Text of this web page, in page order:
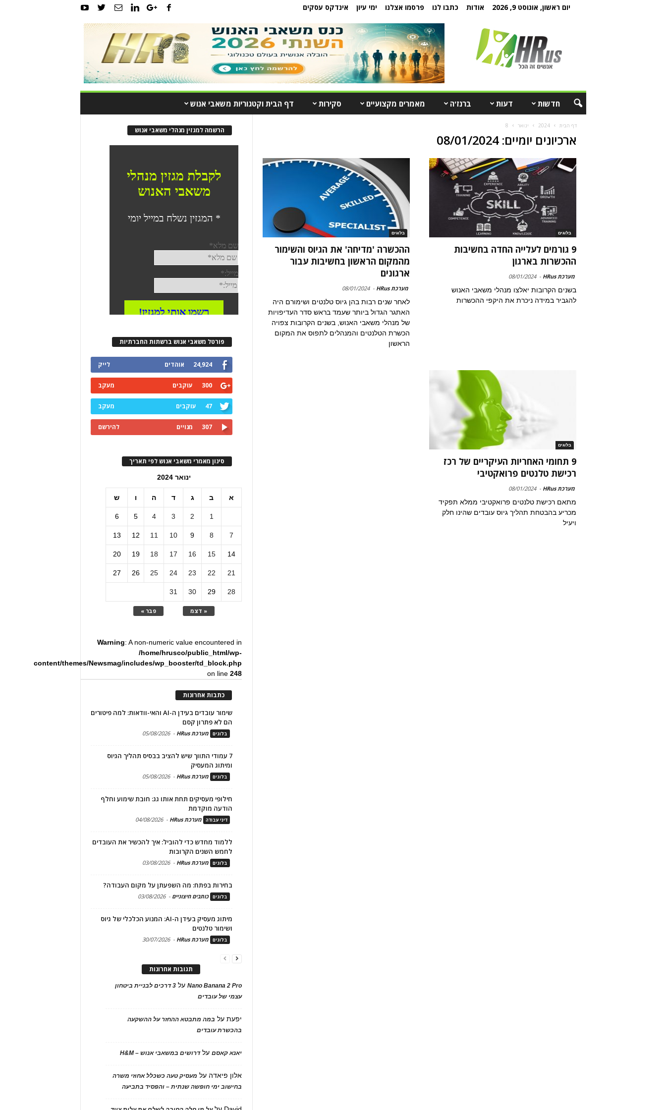
יום ראשון, אוגוסט 9, 2026 אודות כתבו לנו פרסמו אצלנו ימי עיון אינדקס עסקים
חדשות דעות ברנז'ה מאמרים מקצועיים סקירות דף הבית וקטגוריות משאבי אנוש
דף הבית 2024 ינואר 8
ארכיונים יומיים: 08/01/2024
בלוגים
9 גורמים לעלייה החדה בחשיבות
ההכשרות בארגון
מערכת HRus -
08/01/2024
בשנים הקרובות יאלצו מנהלי משאבי האנוש
להגביר במידה ניכרת את היקפי ההכשרות
בלוגים
ההכשרה 'מדיחה' את הגיוס והשימור
מהמקום הראשון בחשיבות עבור
ארגונים
מערכת HRus -
08/01/2024
לאחר שנים רבות בהן גיוס טלנטים ושימורם היה
האתגר הגדול ביותר שעמד בראש סדר העדיפויות
של מנהלי משאבי האנוש, בשנים הקרובות צפויה
הכשרת הטלנטים והמנהלים לתפוס את המקום
הראשון
בלוגים
9 תחומי האחריות העיקריים של רכז
רכישת טלנטים פרואקטיבי
מערכת HRus -
08/01/2024
מתאם רכישת טלנטים פרואקטיבי ממלא תפקיד
מכריע בהבטחת תהליך גיוס עובדים שהינו חלק
ויעיל
הרשמה למגזין מנהלי משאבי אנוש
פורטל משאבי אנוש ברשתות החברתיות
24,924 אוהדים לייק
300 עוקבים מעקב
47 עוקבים מעקב
307 מנויים להירשם
סינון מאמרי משאבי אנוש לפי תאריך
ינואר 2024
א ב ג ד ה ו ש
« דצמ פבר »
1
2
3
4
5
6
7
8
9
10
11
12
13
14
15
16
17
18
19
20
21
22
23
24
25
26
27
28
29
30
31
Warning: A non-numeric value encountered in
/home/hrusco/public_html/wp-
content/themes/Newsmag/includes/wp_booster/td_block.php
on line248
כתבות אחרונות
שימור עובדים בעידן ה-AI והאי-וודאות: למה פיטורים
הם לא פתרון קסם
בלוגים מערכת HRus -
05/08/2026
7 עמודי התווך שיש להציב בבסיס תהליך הגיוס
ומיתוג המעסיק
בלוגים מערכת HRus -
05/08/2026
חילופי מעסיקים תחת אותו גג: חובת שימוע וחלף
הודעה מוקדמת
דיני עבודה מערכת HRus -
04/08/2026
ללמוד מחדש כדי להוביל: איך להכשיר את העובדים
לחמש השנים הקרובות
בלוגים מערכת HRus -
03/08/2026
בחירות בפתח: מה השפעתן על מקום העבודה?
בלוגים כותבים חיצוניים -
03/08/2026
מיתוג מעסיק בעידן ה-AI: המנוע הכלכלי של גיוס
ושימור טלנטים
בלוגים מערכת HRus -
30/07/2026
תגובות אחרונות
Nano Banana 2 Proעל
3 דרכים לבניית ביטחון
עצמי של עובדים
יפעתעל במה מתבטא ההחזר על ההשקעה
בהכשרת עובדים
יאנא קאסםעלדרושים במשאבי אנוש – H&M
אלון פיאדה על מעסיק טעה כשכלל אחוזי משרה
בחישוב ימי חופשה שנתית – והפסיד בתביעה